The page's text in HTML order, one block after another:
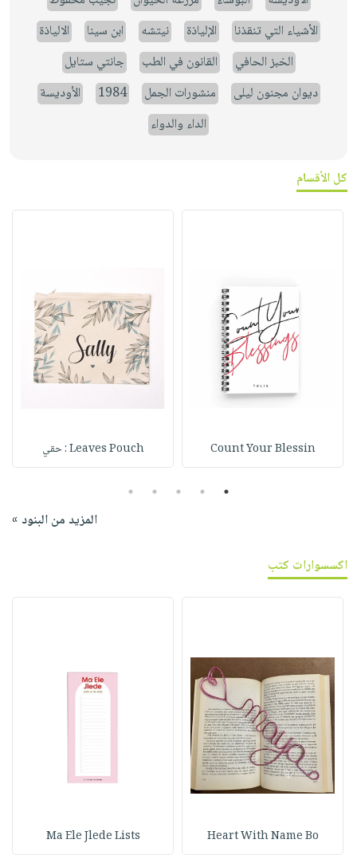
الأشياء التي تنقذنا
الإلياذة نيتشه ابن سينا
الالياذة
الخبز الحافي
القانون في الطب
جانتي ستايل
ديوان مجنون ليلى
منشورات الجمل 1984
الأوديسة
الداء والدواء
كل الأقسام
Count Your Blessin Leaves Pouch : حقي
1
2
3
4
5
المزيد من البنود »
اكسسوارات كتب
Heart With Name Bo
Ma Ele Jlede Lists